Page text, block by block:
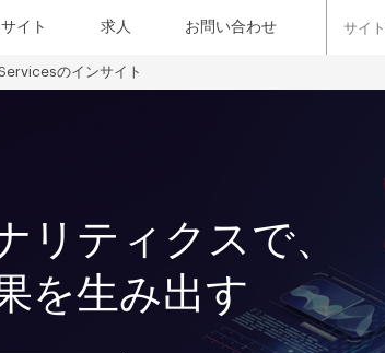
イト 求人 お問い合わせ
for:
のインサイト
リティクスで、
を生み出す